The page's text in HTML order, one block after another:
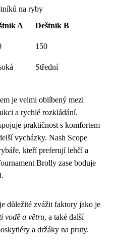
na ryby
A Deštník B
150
Střední
je velmi oblíbený mezi
a rychlé rozkládání.
praktičnost s komfortem
vycházky. Nash Scope
kteří preferují lehčí a
Brolly zase boduje
důležité zvážit faktory jako je
vodě a větru, a také další
a držáky na pruty.